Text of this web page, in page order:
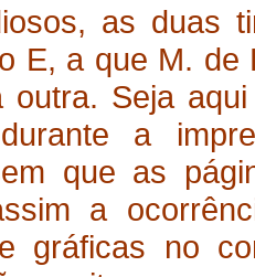
as duas
E, a que M. de
outra. Seja
a
que as
a
gráficas no